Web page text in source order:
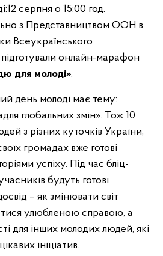
12 серпня о 15:00 год.
з Представництвом ООН в
Всеукраїнського
онлайн-марафон
для молоді».
день молоді має тему:
глобальних змін». Тож 10
з різних куточків України,
громадах вже готові
успіху. Під час бліц-
будуть готові
– як змінювати світ
улюбленою справою, а
для інших молодих людей, які
цікавих ініціатив.